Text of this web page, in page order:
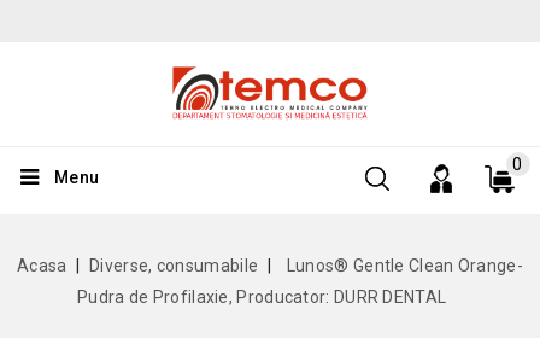
0
Menu
Acasa Diverse, consumabile
Lunos® Gentle Clean Orange-
Pudra de Profilaxie, Producator: DURR DENTAL